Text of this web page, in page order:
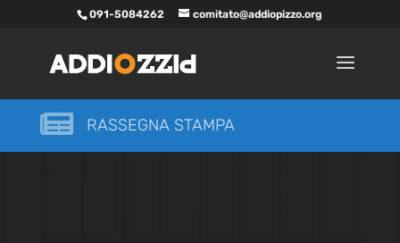
091-5084262 comitato@addiopizzo.org
 RASSEGNA STAMPA